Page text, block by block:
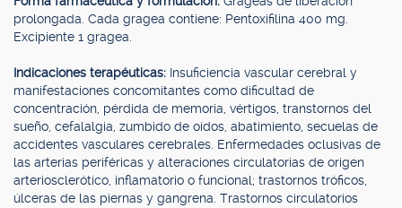
prolongada. Cada gragea contiene: Pentoxifilina 400 mg.
Excipiente 1 gragea.
Indicaciones terapéuticas: Insuficiencia vascular cerebral y
manifestaciones concomitantes como dificultad de
concentración, pérdida de memoria, vértigos, transtornos del
sueño, cefalalgia, zumbido de oídos, abatimiento, secuelas de
accidentes vasculares cerebrales. Enfermedades oclusivas de
las arterias periféricas y alteraciones circulatorias de origen
arteriosclerótico, inflamatorio o funcional; trastornos tróficos,
úlceras de las piernas y gangrena. Trastornos circulatorios